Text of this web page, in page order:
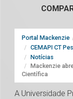
Portal Mackenzie
CEMAPI CT
Notícias
Mackenzie
Científica
A Universidade